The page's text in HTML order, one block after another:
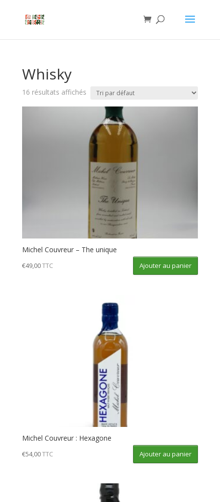
Whisky
16 résultats affichés
Michel Couvreur – The unique
€49,00TTC Ajouter au panier
Michel Couvreur : Hexagone
€54,00TTC Ajouter au panier